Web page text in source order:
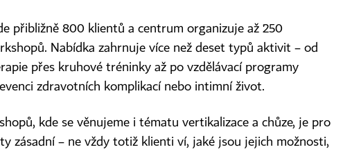
přibližně 800 klientů a centrum organizuje až 250
Nabídka zahrnuje více než deset typů aktivit – od
přes kruhové tréninky až po vzdělávací programy
zdravotních komplikací nebo intimní život.
kde se věnujeme i tématu vertikalizace a chůze, je pro
zásadní – ne vždy totiž klienti ví, jaké jsou jejich možnosti,